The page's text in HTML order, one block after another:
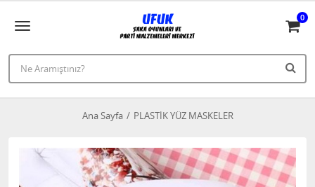
0
Ana Sayfa PLASTİK YÜZ MASKELER